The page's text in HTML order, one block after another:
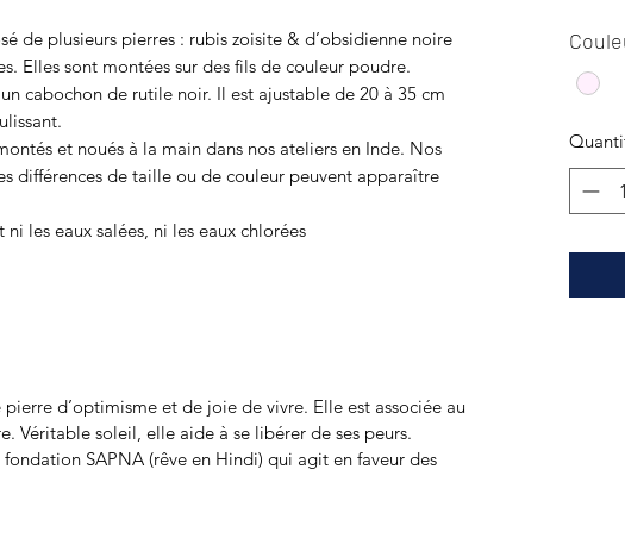
de plusieurs pierres : rubis zoisite & d’obsidienne noire
Elles sont montées sur des fils de couleur poudre.
cabochon de rutile noir. Il est ajustable de 20 à 35 cm
et noués à la main dans nos ateliers en Inde. Nos
différences de taille ou de couleur peuvent apparaître
ni les eaux salées, ni les eaux chlorées
d’optimisme et de joie de vivre. Elle est associée au
Véritable soleil, elle aide à se libérer de ses peurs.
fondation SAPNA (rêve en Hindi) qui agit en faveur des